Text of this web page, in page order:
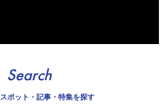
Search
スポット・記事・特集を探す